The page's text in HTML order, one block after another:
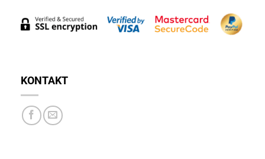
KONTAKT